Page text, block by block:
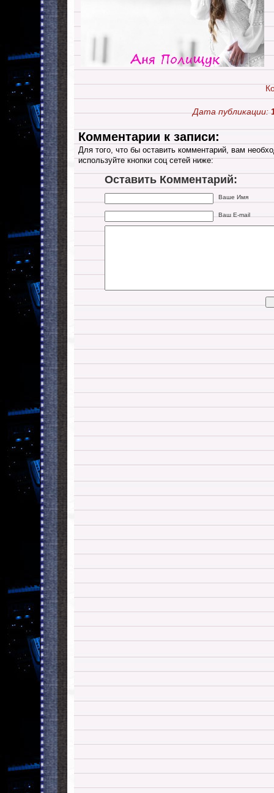
Дата публикации:
Комментарии к записи:
Для того, что бы оставить комментарий, вам
используйте кнопки соц сетей ниже:
Оставить Комментарий:
Ваше Имя
Ваш E-mail